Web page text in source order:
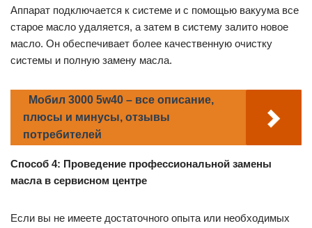
Аппарат подключается к системе и с помощью вакуума все
старое масло удаляется, а затем в систему залито новое
масло. Он обеспечивает более качественную очистку
системы и полную замену масла.
Мобил 3000 5w40 – все описание,
плюсы и минусы, отзывы
потребителей
Способ 4: Проведение профессиональной замены
масла в сервисном центре
Если вы не имеете достаточного опыта или необходимых